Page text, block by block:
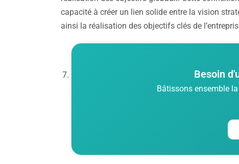
capacité à créer un lien solide entre la vision
ainsi la réalisation des objectifs clés de
Besoin
Bâtissons ensemble